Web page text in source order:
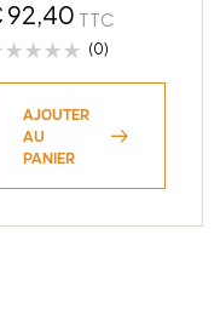
92,40 TTC
(0)
AJOUTER
AU
PANIER